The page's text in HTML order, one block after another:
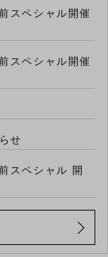
スペシャル開催
スペシャル開催
せ
スペシャル 開